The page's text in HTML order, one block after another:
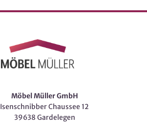
Möbel Müller GmbH
Isenschnibber Chaussee 12
39638 Gardelegen